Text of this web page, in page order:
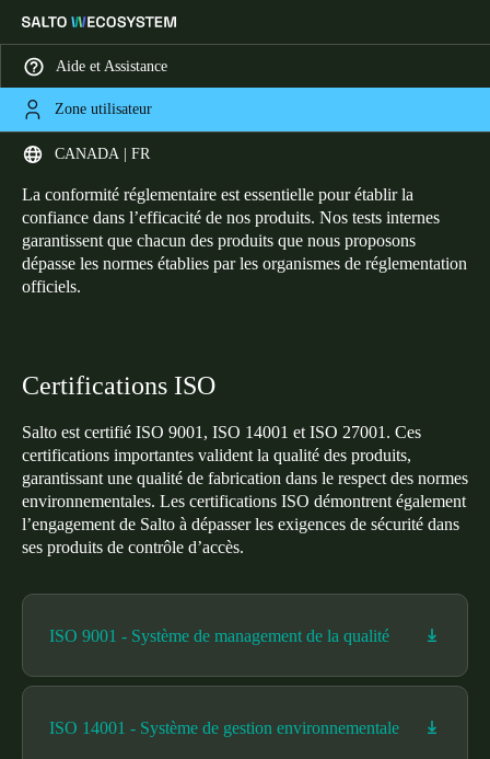
Aide et Assistance
Zone utilisateur
CANADA | FR
Sélectionnez vos paramètres de localisation et de langue
Global Europe North America Caribbean -
Canada
English
Canada
EnglishFrançais
Enregistrer la nouvelle sélection comme choix par défaut
HOME CERTIFICATIONS
Certifications
La conformité réglementaire est essentielle pour établir la
confiance dans l’efficacité de nos produits. Nos tests internes
garantissent que chacun des produits que nous proposons
dépasse les normes établies par les organismes de réglementation
officiels.
Certifications ISO
Salto est certifié ISO 9001, ISO 14001 et ISO 27001. Ces
certifications importantes valident la qualité des produits,
garantissant une qualité de fabrication dans le respect des normes
environnementales. Les certifications ISO démontrent également
l’engagement de Salto à dépasser les exigences de sécurité dans
ses produits de contrôle d’accès.
ISO 9001 - Système de management de la qualité
ISO 14001 - Système de gestion environnementale